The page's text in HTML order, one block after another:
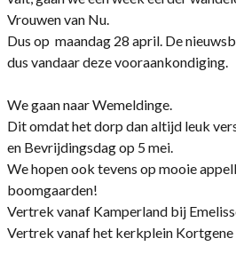
Vrouwen van Nu.
Dus op maandag 28 april. De
dus vandaar deze vooraankondiging.
We gaan naar Wemeldinge.
Dit omdat het dorp dan altijd leuk
en Bevrijdingsdag op 5 mei.
We hopen ook tevens op mooie
boomgaarden!
Vertrek vanaf Kamperland bij
Vertrek vanaf het kerkplein Kortgene